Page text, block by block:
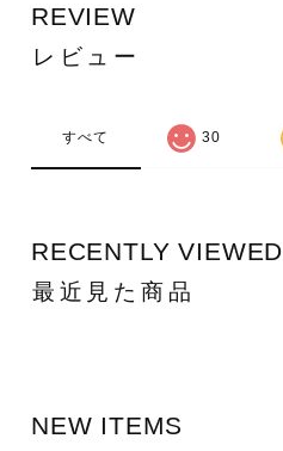
REVIEW
レビュー
すべて 30
RECENTLY VIEWED
最近見た商品
NEW ITEMS